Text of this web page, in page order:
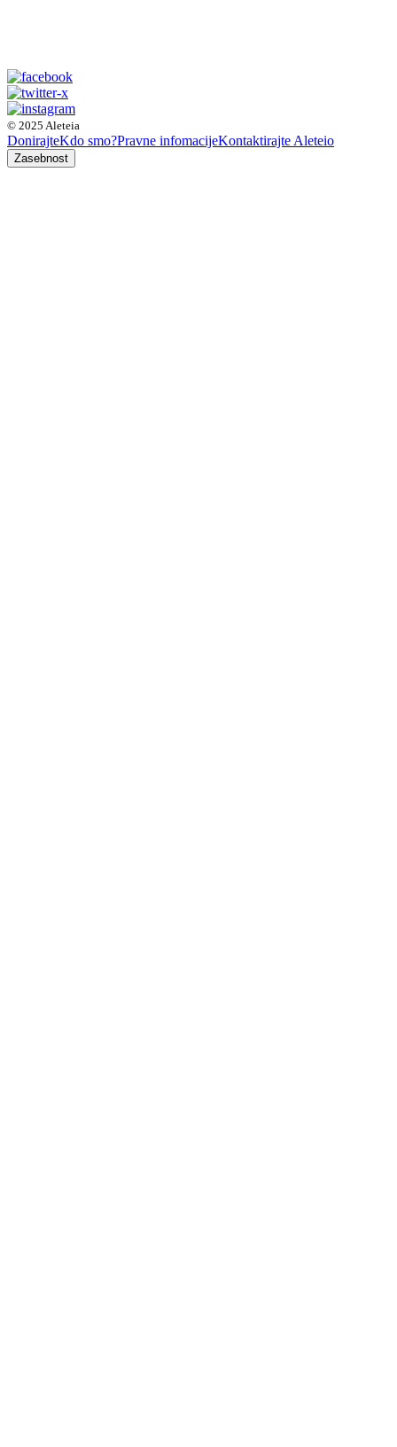
© 2025 Aleteia
DonirajteKdo smo?Pravne infomacijeKontaktirajte Aleteio
Zasebnost